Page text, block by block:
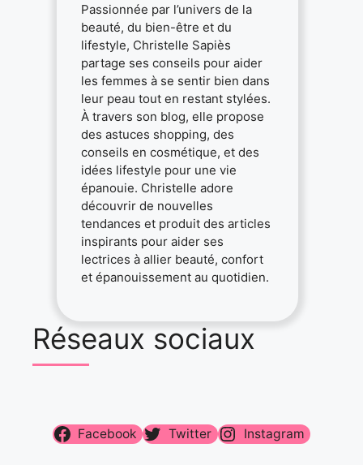
Passionnée par l’univers de la
beauté, du bien-être et du
lifestyle, Christelle Sapiès
partage ses conseils pour aider
les femmes à se sentir bien dans
leur peau tout en restant stylées.
À travers son blog, elle propose
des astuces shopping, des
conseils en cosmétique, et des
idées lifestyle pour une vie
épanouie. Christelle adore
découvrir de nouvelles
tendances et produit des articles
inspirants pour aider ses
lectrices à allier beauté, confort
et épanouissement au quotidien.
Réseaux sociaux
Facebook Twitter Instagram